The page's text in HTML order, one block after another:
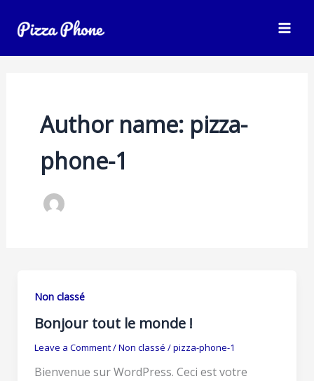
Author name: pizza-
phone-1
Non classé
Bonjour tout le monde !
Leave a Comment/Non classé /pizza-phone-1
Bienvenue sur WordPress. Ceci est votre